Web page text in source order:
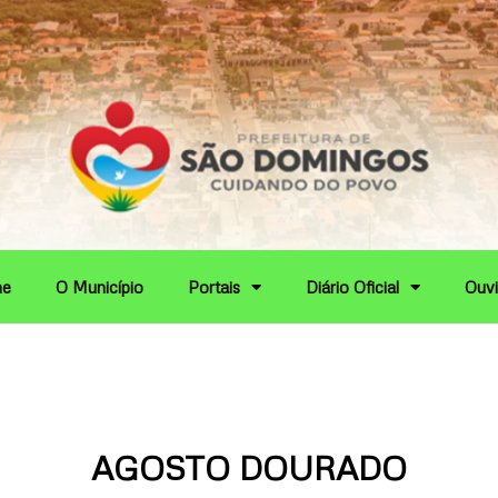
O Município Portais Diário Oficial
AGOSTO DOURADO